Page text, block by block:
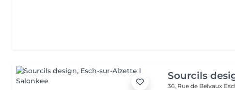
Sourcils
36, Rue de Belvaux